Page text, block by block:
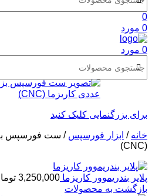
0
0 مورد
0 مورد
برای بزرگنمایی کلیک کنید
خانه / ابزار فورسپس /
(CNC)
پلایر بندریموور کاریزما 3,250,000
بازگشت به محصولات